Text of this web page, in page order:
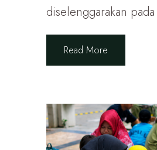
diselenggarakan
Read More